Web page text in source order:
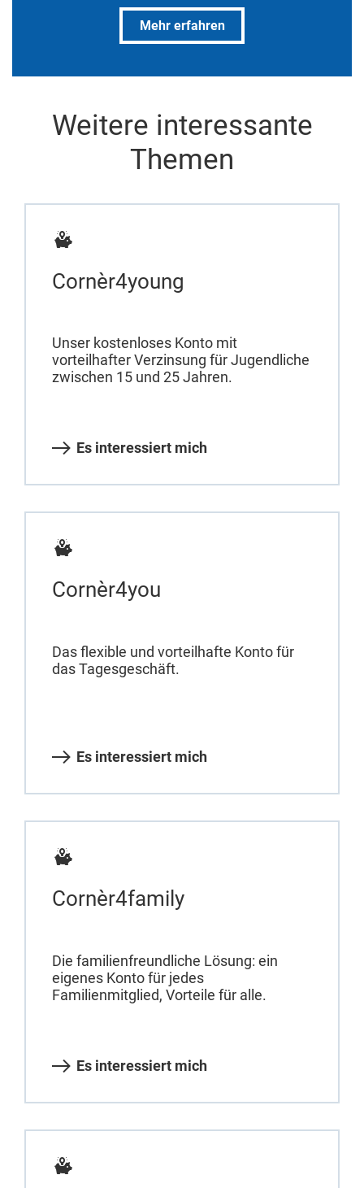
Mehr erfahren
Weitere interessante
Themen
Cornèr4young
Unser kostenloses Konto mit
vorteilhafter Verzinsung für Jugendliche
zwischen 15 und 25 Jahren.
Es interessiert mich
Cornèr4you
Das flexible und vorteilhafte Konto für
das Tagesgeschäft.
Es interessiert mich
Cornèr4family
Die familienfreundliche Lösung: ein
eigenes Konto für jedes
Familienmitglied, Vorteile für alle.
Es interessiert mich